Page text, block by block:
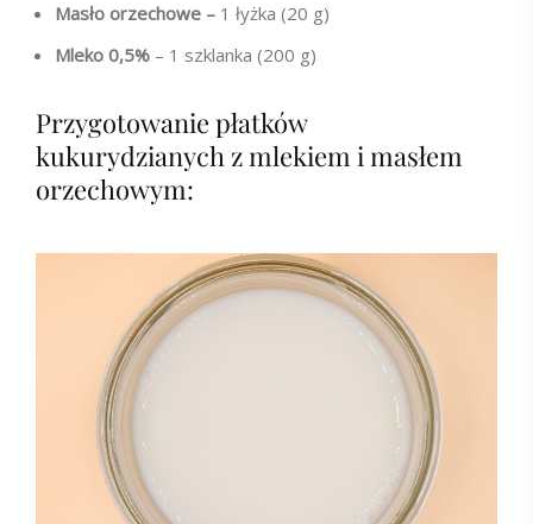
Masło orzechowe – 1 łyżka (20 g)
Mleko 0,5% – 1 szklanka (200 g)
Przygotowanie płatków
kukurydzianych z mlekiem i masłem
orzechowym: